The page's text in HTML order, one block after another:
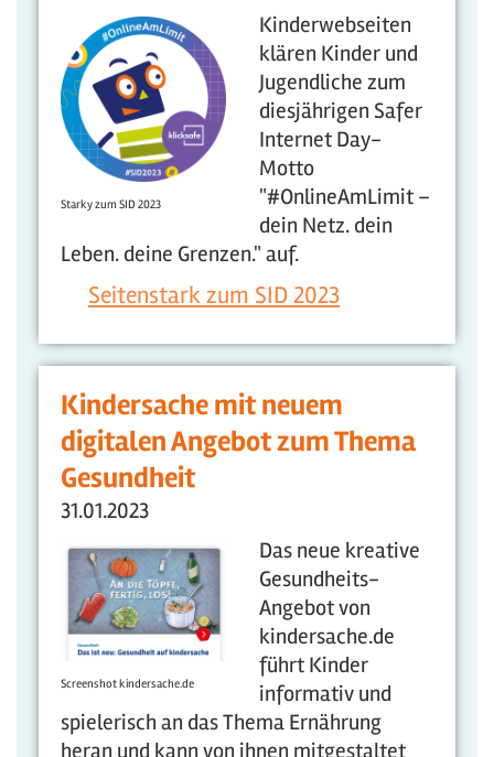
Starky zum SID 2023
Kinderwebseiten
klären Kinder und
Jugendliche zum
diesjährigen Safer
Internet Day-
Motto
"#OnlineAmLimit –
dein Netz. dein
Leben. deine Grenzen." auf.
Seitenstark zum SID 2023
Kindersache mit neuem
digitalen Angebot zum Thema
Gesundheit
31.01.2023
Screenshot kindersache.de
Das neue kreative
Gesundheits-
Angebot von
kindersache.de
führt Kinder
informativ und
spielerisch an das Thema Ernährung
heran und kann von ihnen mitgestaltet